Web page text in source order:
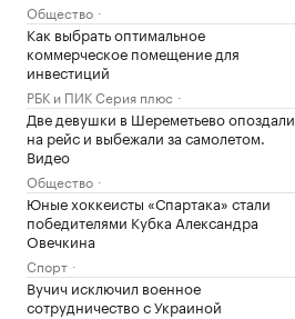
Общество
Как выбрать оптимальное
коммерческое помещение для
инвестиций
РБК и ПИК Серия плюс
Две девушки в Шереметьево опоздали
на рейс и выбежали за самолетом.
Видео
Общество
Юные хоккеисты «Спартака» стали
победителями Кубка Александра
Овечкина
Спорт
Вучич исключил военное
сотрудничество с Украиной